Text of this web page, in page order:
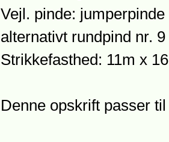
Vejl. pinde:
alternativt rundpind nr. 9
Strikkefasthed: 11m x
Denne opskrift passer